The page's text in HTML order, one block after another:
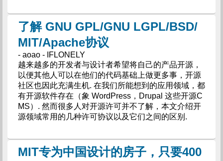
了解 GNU GPL/GNU LGPL/BSD/
MIT/Apache协议
- aoao - IFLONELY
越来越多的开发者与设计者希望将自己的产品开源，
以便其他人可以在他们的代码基础上做更多事，开源
社区也因此充满生机. 在我们所能想到的应用领域，都
有开源软件存在（象 WordPress，Drupal 这些开源C
MS）. 然而很多人对开源许可并不了解，本文介绍开
源领域常用的几种许可协议以及它们之间的区别.
MIT专为中国设计的房子，只要400